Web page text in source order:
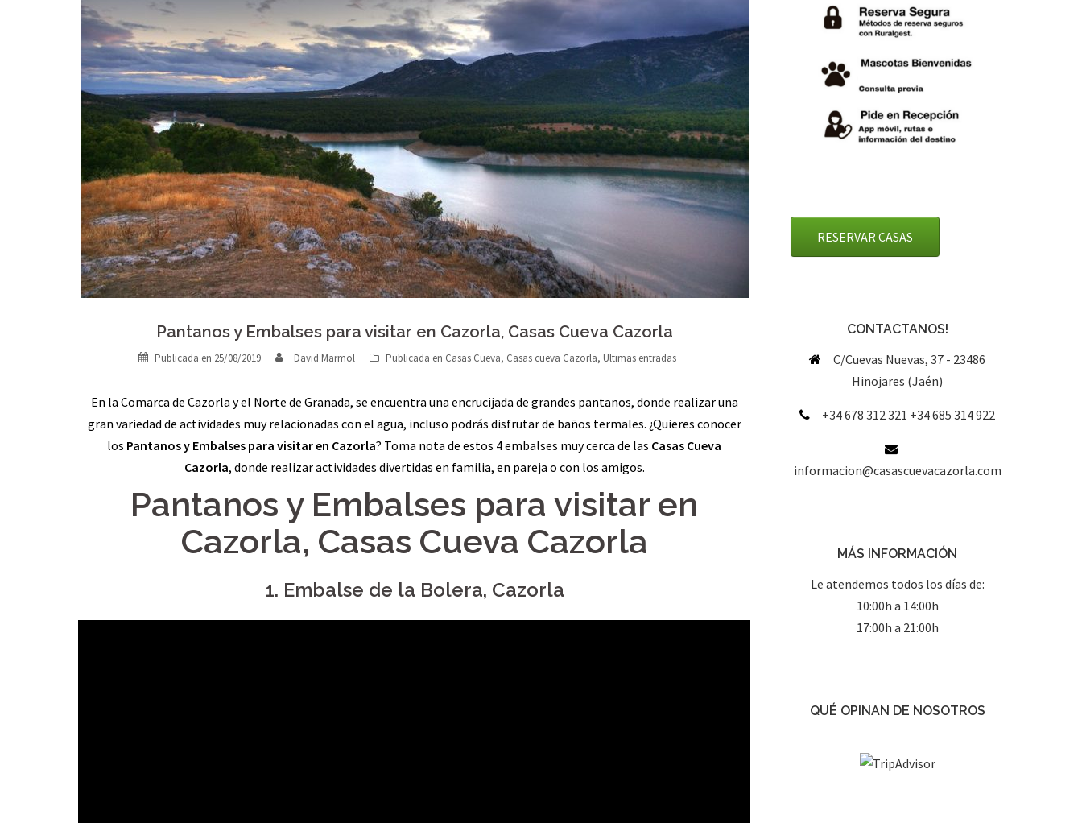
Pantanos y Embalses para visitar en Cazorla, Casas Cueva Cazorla
Publicada en 25/08/2019 David Marmol Publicada en Casas Cueva, Casas cueva Cazorla, Ultimas entradas
En la Comarca de Cazorla y el Norte de Granada, se encuentra una encrucijada de grandes pantanos, donde realizar una
gran variedad de actividades muy relacionadas con el agua, incluso podrás disfrutar de baños termales. ¿Quieres conocer
los Pantanos y Embalses para visitar en Cazorla? Toma nota de estos 4 embalses muy cerca de las Casas Cueva
Cazorla, donde realizar actividades divertidas en familia, en pareja o con los amigos.
Pantanos y Embalses para visitar en
Cazorla, Casas Cueva Cazorla
1. Embalse de la Bolera, Cazorla
RESERVAR CASAS
CONTACTANOS!
C/Cuevas Nuevas, 37 - 23486
Hinojares (Jaén)
+34 678 312 321 +34 685 314 922
informacion@casascuevacazorla.com
MÁS INFORMACIÓN
Le atendemos todos los días de:
10:00h a 14:00h
17:00h a 21:00h
QUÉ OPINAN DE NOSOTROS